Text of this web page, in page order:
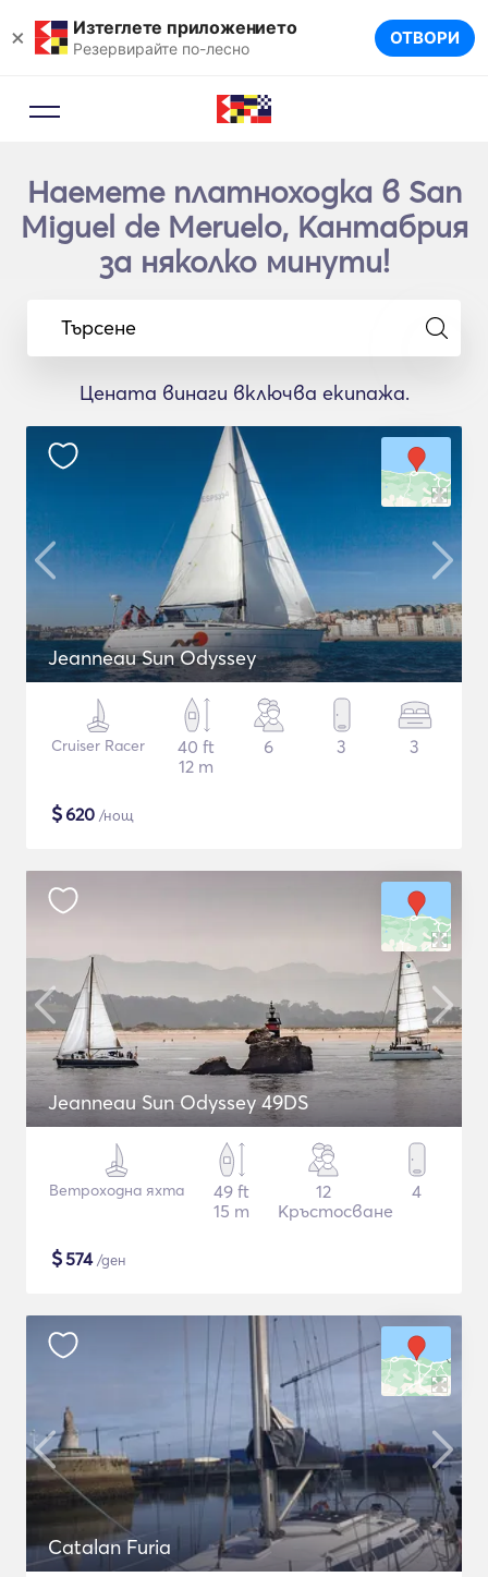
× Изтеглете приложението
Резервирайте по-лесно ОТВОРИ
Наемете платноходка в San
Miguel de Meruelo, Кантабрия
за няколко минути!
Търсене
Цената винаги включва екипажа.
Jeanneau Sun Odyssey
Cruiser Racer
40 ft
12 m
6 3 3
$620 /нощ
Jeanneau Sun Odyssey 49DS
Ветроходна яхта
49 ft
15 m
12
Кръстосване
4
$574/ден
Catalan Furia